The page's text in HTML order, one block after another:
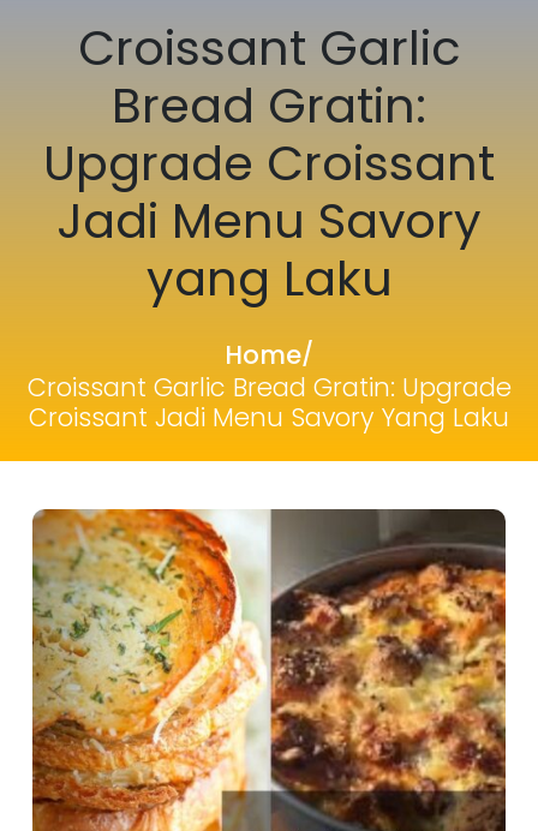
Croissant Garlic
Bread Gratin:
Upgrade Croissant
Jadi Menu Savory
yang Laku
Home/
Croissant Garlic Bread Gratin: Upgrade
Croissant Jadi Menu Savory Yang Laku